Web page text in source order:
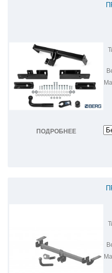
ПОДРОБНЕЕ